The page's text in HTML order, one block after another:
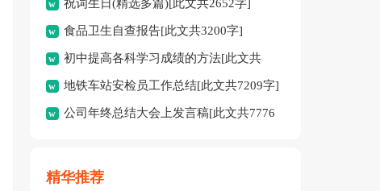
2986字]
祝词生日(精选多篇)[此文共2652字]
食品卫生自查报告[此文共3200字]
初中提高各科学习成绩的方法[此文共
2526字]
地铁车站安检员工作总结[此文共7209字]
公司年终总结大会上发言稿[此文共7776
精华推荐